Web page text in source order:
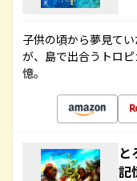
子供の頃から夢見て
が、島で出合うトロ
憶。
と
記